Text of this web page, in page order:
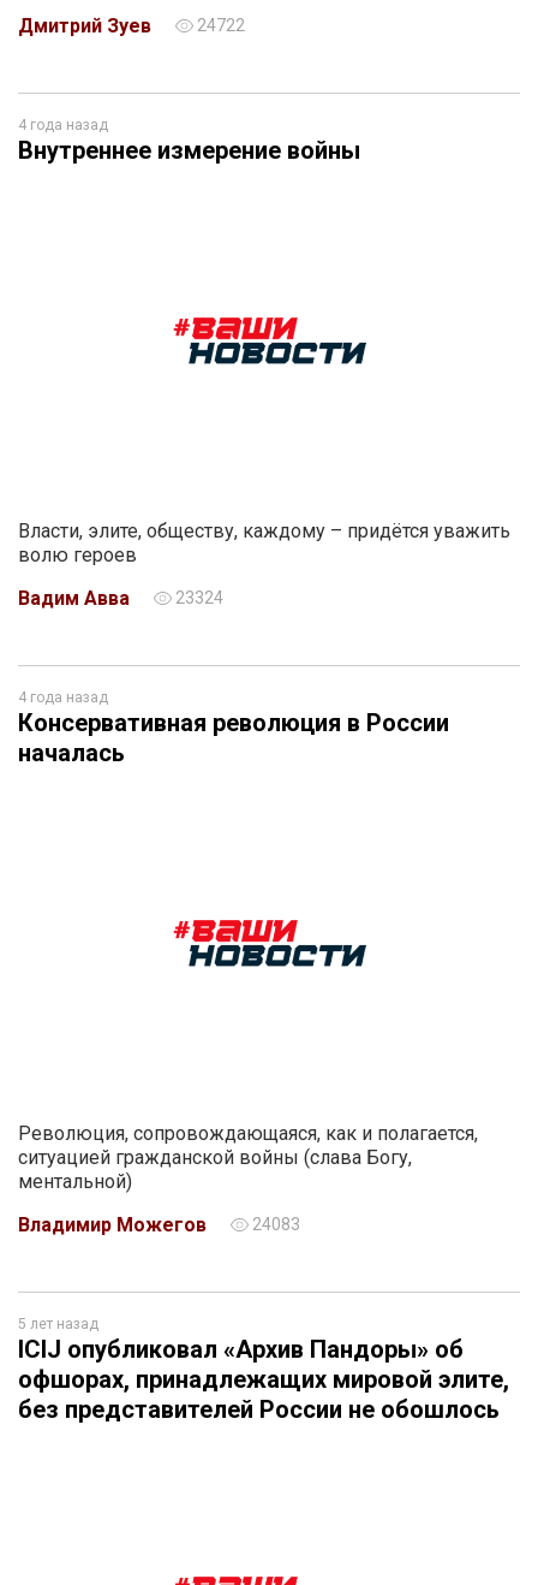
Дмитрий Зуев 24722
4 года назад
Внутреннее измерение войны
Власти, элите, обществу, каждому – придётся уважить
волю героев
Вадим Авва
23324
4 года назад
Консервативная революция в России
началась
Революция, сопровождающаяся, как и полагается,
ситуацией гражданской войны (слава Богу,
ментальной)
Владимир Можегов
24083
5 лет назад
ICIJ опубликовал «Архив Пандоры» об
офшорах, принадлежащих мировой элите,
без представителей России не обошлось